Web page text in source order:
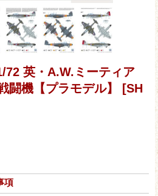
72 英・A.W.ミーティア
闘機【プラモデル】 [SH
項